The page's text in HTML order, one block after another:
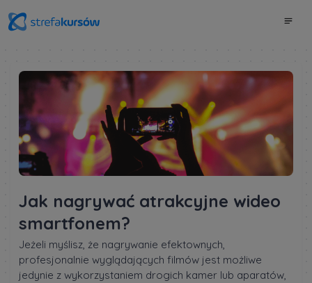
Jak nagrywać atrakcyjne wideo
smartfonem?
Jeżeli myślisz, że nagrywanie efektownych,
profesjonalnie wyglądających filmów jest możliwe
jedynie z wykorzystaniem drogich kamer lub aparatów,